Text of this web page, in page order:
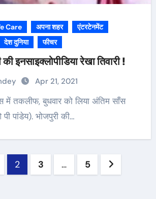
Care अपना शहर
एंटरटेनमेंट
देश दुनिया फीचर
इनसाइक्लोपीडिया रेखा तिवारी !
Apr 21, 2021
पांडेय). भोजपुरी की…
2 3 … 5